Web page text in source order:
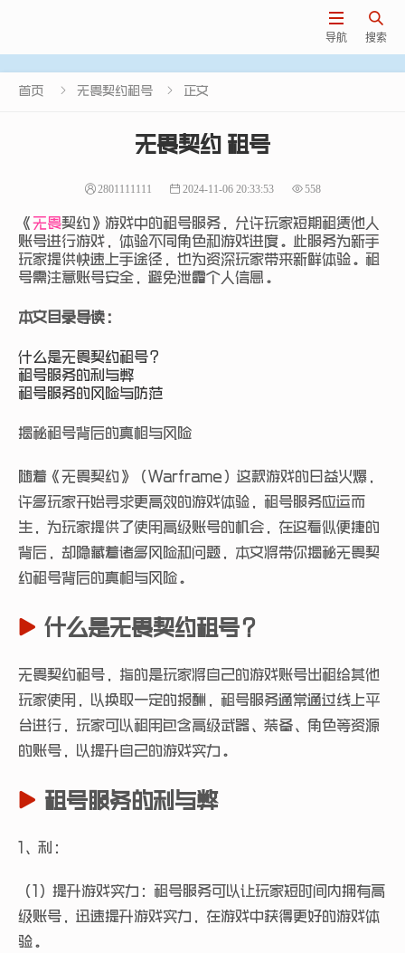

搜索

导航
首页  无畏契约租号  正文
无畏契约 租号
2801111111 2024-11-06 20:33:53 558
《无畏契约》游戏中的租号服务，允许玩家短期租赁他人
账号进行游戏，体验不同角色和游戏进度。此服务为新手
玩家提供快速上手途径，也为资深玩家带来新鲜体验。租
号需注意账号安全，避免泄露个人信息。
本文目录导读：
什么是无畏契约租号？
租号服务的利与弊
租号服务的风险与防范
揭秘租号背后的真相与风险
随着《无畏契约》（Warframe）这款游戏的日益火爆，
许多玩家开始寻求更高效的游戏体验，租号服务应运而
生，为玩家提供了使用高级账号的机会，在这看似便捷的
背后，却隐藏着诸多风险和问题，本文将带你揭秘无畏契
约租号背后的真相与风险。
什么是无畏契约租号？
无畏契约租号，指的是玩家将自己的游戏账号出租给其他
玩家使用，以换取一定的报酬，租号服务通常通过线上平
台进行，玩家可以租用包含高级武器、装备、角色等资源
的账号，以提升自己的游戏实力。
租号服务的利与弊
1、利：
（1）提升游戏实力：租号服务可以让玩家短时间内拥有高
级账号，迅速提升游戏实力，在游戏中获得更好的游戏体
验。